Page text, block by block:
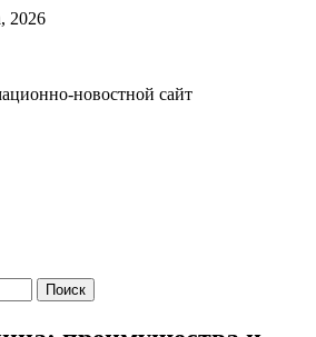
2026
новостной сайт